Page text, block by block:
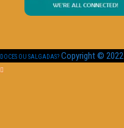
DOCES OU SALGADAS? Copyright © 2022